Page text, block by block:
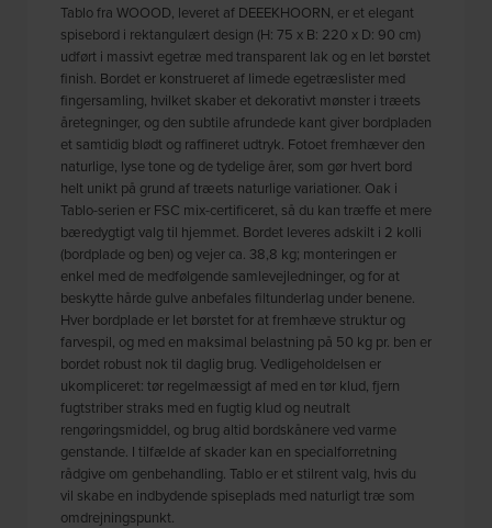
Tablo fra WOOOD, leveret af DEEEKHOORN, er et elegant
spisebord i rektangulært design (H: 75 x B: 220 x D: 90 cm)
udført i massivt egetræ med transparent lak og en let børstet
finish. Bordet er konstrueret af limede egetræslister med
fingersamling, hvilket skaber et dekorativt mønster i træets
åretegninger, og den subtile afrundede kant giver bordpladen
et samtidig blødt og raffineret udtryk. Fotoet fremhæver den
naturlige, lyse tone og de tydelige årer, som gør hvert bord
helt unikt på grund af træets naturlige variationer. Oak i
Tablo-serien er FSC mix-certificeret, så du kan træffe et mere
bæredygtigt valg til hjemmet. Bordet leveres adskilt i 2 kolli
(bordplade og ben) og vejer ca. 38,8 kg; monteringen er
enkel med de medfølgende samlevejledninger, og for at
beskytte hårde gulve anbefales filtunderlag under benene.
Hver bordplade er let børstet for at fremhæve struktur og
farvespil, og med en maksimal belastning på 50 kg pr. ben er
bordet robust nok til daglig brug. Vedligeholdelsen er
ukompliceret: tør regelmæssigt af med en tør klud, fjern
fugtstriber straks med en fugtig klud og neutralt
rengøringsmiddel, og brug altid bordskånere ved varme
genstande. I tilfælde af skader kan en specialforretning
rådgive om genbehandling. Tablo er et stilrent valg, hvis du
vil skabe en indbydende spiseplads med naturligt træ som
omdrejningspunkt.